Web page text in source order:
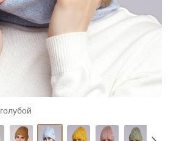
голубой